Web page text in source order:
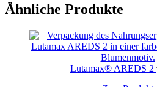
Ähnliche Produkte
Lutamax® AREDS 2